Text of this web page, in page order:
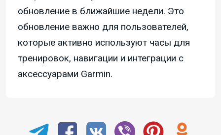
обновление в ближайшие недели. Это
обновление важно для пользователей,
которые активно используют часы для
тренировок, навигации и интеграции с
аксессуарами Garmin.